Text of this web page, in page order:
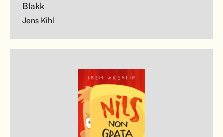
Blakk
Jens Kihl